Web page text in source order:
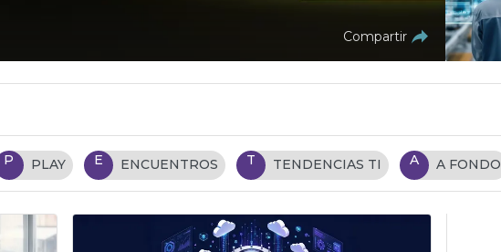
Compartir
P PLAY E ENCUENTROS T TENDENCIAS TI A A FONDO